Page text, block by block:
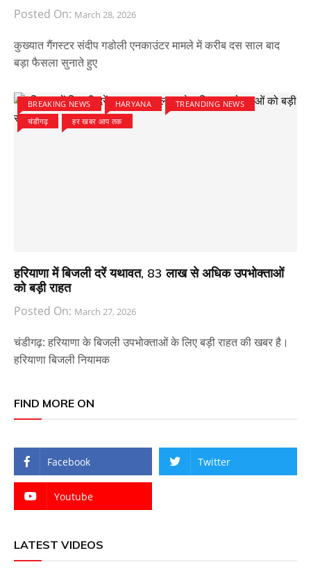
Posted On: March 28, 2026
कुख्यात गैंगस्टर संदीप गडोली एनकाउंटर मामले में करीब दस साल बाद
बड़ा फैसला सुनाते हुए
BREAKING NEWS HARYANA
TREANDING NEWS
चंडीगढ़
हर खबर आप तक
हरियाणा में बिजली दरें यथावत, 83 लाख से अधिक उपभोक्ताओं
को बड़ी राहत
Posted On: March 27, 2026
चंडीगढ़: हरियाणा के बिजली उपभोक्ताओं के लिए बड़ी राहत की खबर है।
हरियाणा बिजली नियामक
FIND MORE ON
Facebook Twitter
Youtube
LATEST VIDEOS